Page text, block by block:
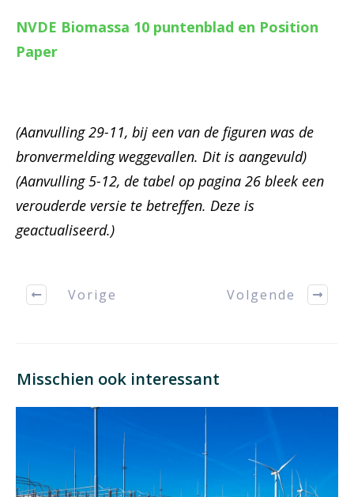
NVDE Biomassa 10 puntenblad en Position
Paper
(Aanvulling 29-11, bij een van de figuren was de
bronvermelding weggevallen. Dit is aangevuld)
(Aanvulling 5-12, de tabel op pagina 26 bleek een
verouderde versie te betreffen. Deze is
geactualiseerd.)
Vorige Volgende
Misschien ook interessant